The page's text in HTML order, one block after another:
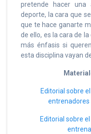
pretende hacer
deporte, la cara que
que te hace ganarte
de ello, es la cara de
más énfasis si
esta disciplina vayan
Editorial sobre
Editorial sobre